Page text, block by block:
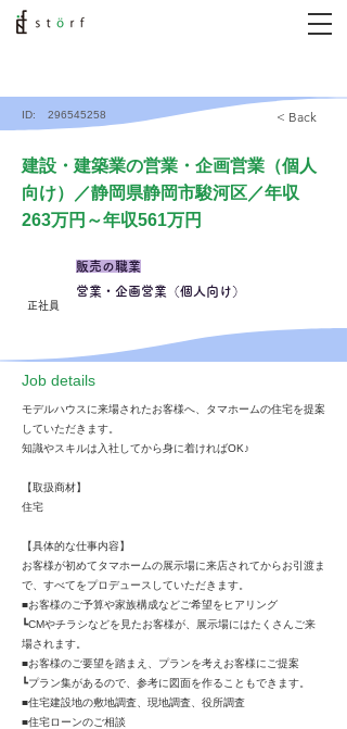
ID: 296545258 < Back
建設・建築業の営業・企画営業（個人
向け）／静岡県静岡市駿河区／年収
263万円～年収561万円
正社員
販売の職業
営業・企画営業（個人向け）
​Job details
モデルハウスに来場されたお客様へ、タマホームの住宅を提案
していただきます。
知識やスキルは入社してから身に着ければOK♪
【取扱商材】
住宅
【具体的な仕事内容】
お客様が初めてタマホームの展示場に来店されてからお引渡ま
で、すべてをプロデュースしていただきます。
■お客様のご予算や家族構成などご希望をヒアリング
┗CMやチラシなどを見たお客様が、展示場にはたくさんご来
場されます。
■お客様のご要望を踏まえ、プランを考えお客様にご提案
┗プラン集があるので、参考に図面を作ることもできます。
■住宅建設地の敷地調査、現地調査、役所調査
■住宅ローンのご相談